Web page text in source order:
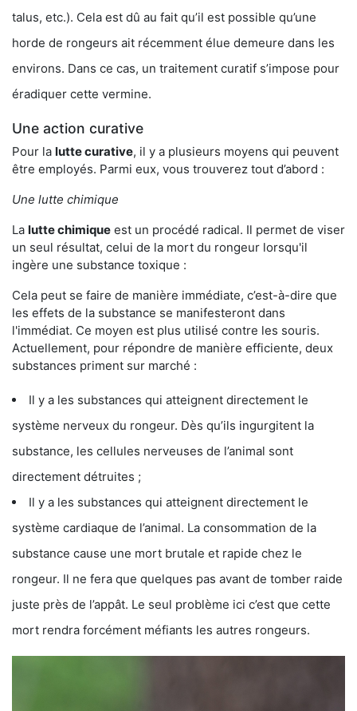
talus, etc.). Cela est dû au fait qu’il est possible qu’une
horde de rongeurs ait récemment élue demeure dans les
environs. Dans ce cas, un traitement curatif s’impose pour
éradiquer cette vermine.
Une action curative
Pour la lutte curative, il y a plusieurs moyens qui peuvent
être employés. Parmi eux, vous trouverez tout d’abord :
Une lutte chimique
La lutte chimique est un procédé radical. Il permet de viser
un seul résultat, celui de la mort du rongeur lorsqu'il
ingère une substance toxique :
Cela peut se faire de manière immédiate, c’est-à-dire que
les effets de la substance se manifesteront dans
l'immédiat. Ce moyen est plus utilisé contre les souris.
Actuellement, pour répondre de manière efficiente, deux
substances priment sur marché :
Il y a les substances qui atteignent directement le
système nerveux du rongeur. Dès qu’ils ingurgitent la
substance, les cellules nerveuses de l’animal sont
directement détruites ;
Il y a les substances qui atteignent directement le
système cardiaque de l’animal. La consommation de la
substance cause une mort brutale et rapide chez le
rongeur. Il ne fera que quelques pas avant de tomber raide
juste près de l’appât. Le seul problème ici c’est que cette
mort rendra forcément méfiants les autres rongeurs.